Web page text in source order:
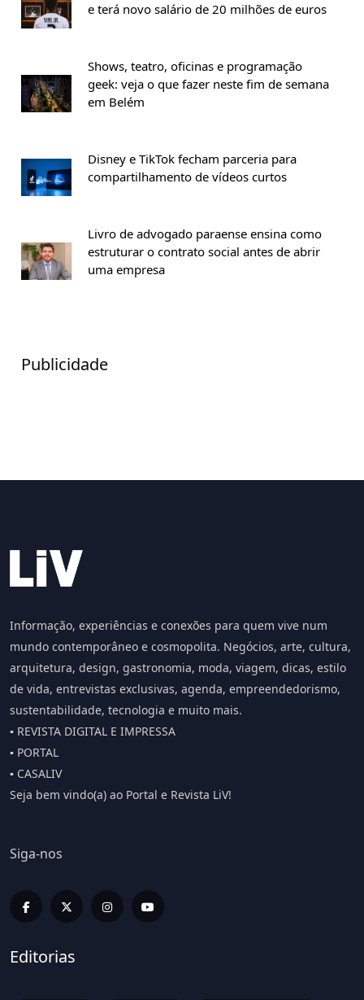
e terá novo salário de 20 milhões de euros
Shows, teatro, oficinas e programação
geek: veja o que fazer neste fim de semana
em Belém
Disney e TikTok fecham parceria para
compartilhamento de vídeos curtos
Livro de advogado paraense ensina como
estruturar o contrato social antes de abrir
uma empresa
Publicidade
Informação, experiências e conexões para quem vive num
mundo contemporâneo e cosmopolita. Negócios, arte, cultura,
arquitetura, design, gastronomia, moda, viagem, dicas, estilo
de vida, entrevistas exclusivas, agenda, empreendedorismo,
sustentabilidade, tecnologia e muito mais.
▪️ REVISTA DIGITAL E IMPRESSA
▪️ PORTAL
▪️ CASALIV
Seja bem vindo(a) ao Portal e Revista LiV!
Siga-nos
Editorias